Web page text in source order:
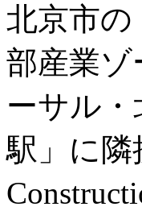
北京市
部産業
ーサル
駅」に隣